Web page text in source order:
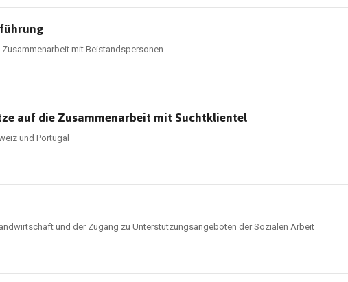
mit Beistandspersonen
auf die Zusammenarbeit mit Suchtklientel
und Portugal
und der Zugang zu Unterstützungsangeboten der Sozialen Arbeit